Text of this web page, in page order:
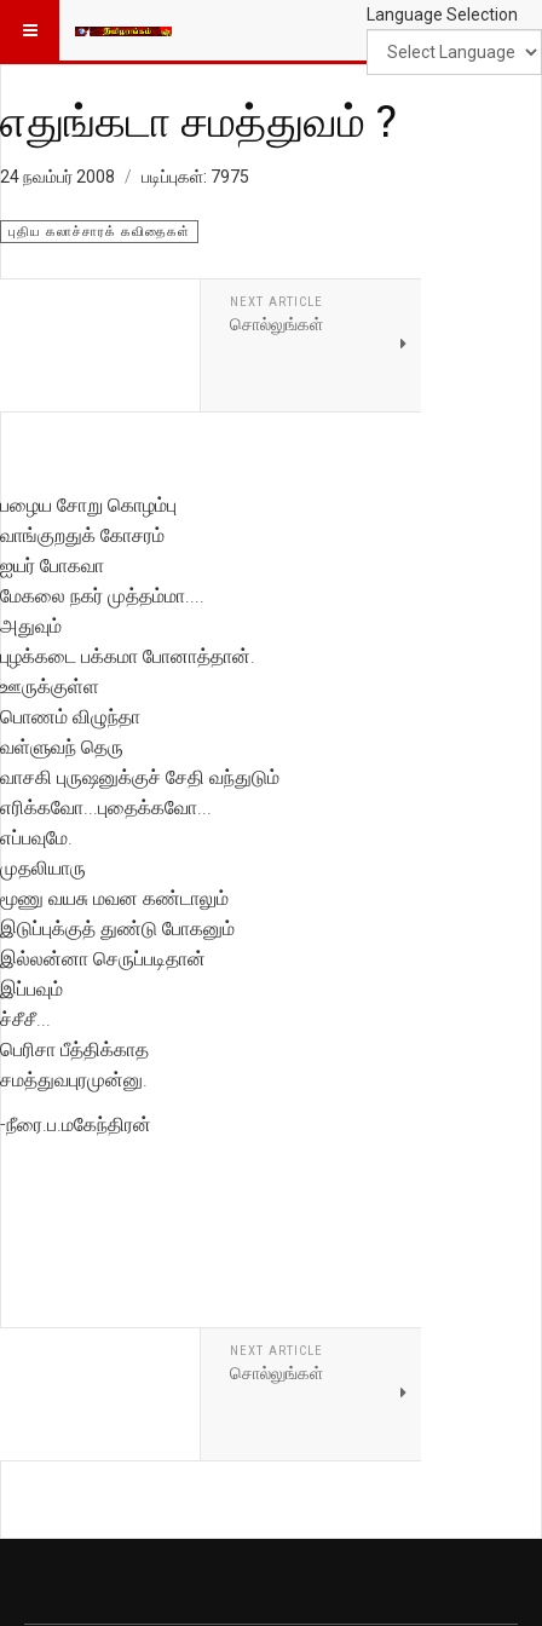
Language Selection
எதுங்கடா சமத்துவம் ?
24 நவம்பர் 2008 படிப்புகள்: 7975
புதிய கலாச்சாரக் கவிதைகள்
NEXT ARTICLE
சொல்லுங்கள்
பழைய சோறு கொழம்பு
வாங்குறதுக் கோசரம்
ஐயர் போகவா
மேகலை நகர் முத்தம்மா....
அதுவும்
புழக்கடை பக்கமா போனாத்தான்.
ஊருக்குள்ள
பொணம் விழுந்தா
வள்ளுவந் தெரு
வாசகி புருஷனுக்குச் சேதி வந்துடும்
எரிக்கவோ...புதைக்கவோ...
எப்பவுமே.
முதலியாரு
மூணு வயசு மவன கண்டாலும்
இடுப்புக்குத் துண்டு போகனும்
இல்லன்னா செருப்படிதான்
இப்பவும்
ச்சீசீ...
பெரிசா பீத்திக்காத
சமத்துவபுரமுன்னு.
-நீரை.ப.மகேந்திரன்
NEXT ARTICLE
சொல்லுங்கள்